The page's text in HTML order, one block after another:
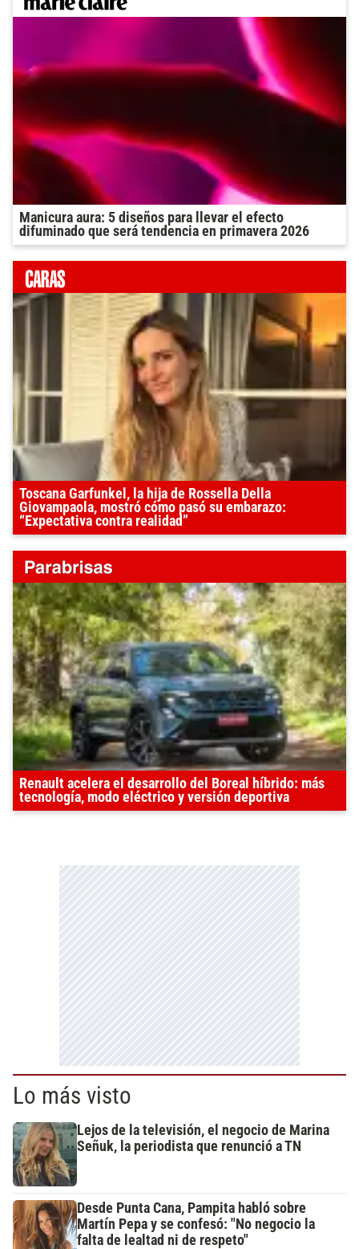
Manicura aura: 5 diseños para llevar el efecto
difuminado que será tendencia en primavera 2026
Toscana Garfunkel, la hija de Rossella Della
Giovampaola, mostró cómo pasó su embarazo:
“Expectativa contra realidad”
Renault acelera el desarrollo del Boreal híbrido: más
tecnología, modo eléctrico y versión deportiva
Lo más visto
Lejos de la televisión, el negocio de Marina
Señuk, la periodista que renunció a TN
Desde Punta Cana, Pampita habló sobre
Martín Pepa y se confesó: "No negocio la
falta de lealtad ni de respeto"